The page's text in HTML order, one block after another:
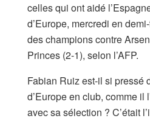
celles qui ont aidé
d’Europe, mercredi en
des champions contre
Princes (2-1), selon l’AFP.
Fabian Ruiz est-il si pressé
d’Europe en club, comme il
avec sa sélection ? C’était